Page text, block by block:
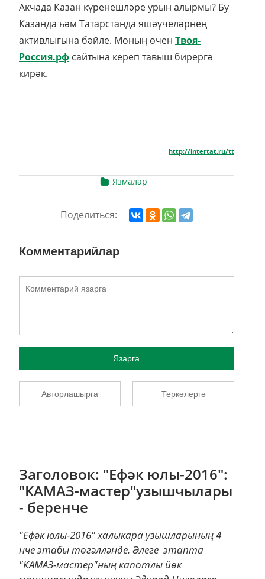
Акчада Казан күренешләре урын алырмы? Бу
Казанда һәм Татарстанда яшәүчеләрнең
активлыгына бәйле. Моның өчен Твоя-
Россия.рф сайтына кереп тавыш бирергә
кирәк.
http://intertat.ru/tt
Язмалар
Поделиться:
Комментарийлар
Язарга
Авторлашырга Теркәлергә
Заголовок: "Ефәк юлы-2016":
"КАМАЗ-мастер"узышчылары
- беренче
"Ефәк юлы-2016" халыкара узышларының 4
нче этабы төгәлләнде. Әлеге этапта
"КАМАЗ-мастер"ның капотлы йөк